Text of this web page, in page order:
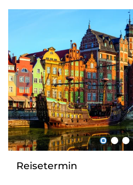
Gutscheinshop
Über bus dich weg!
Radio!
Sie befinden sich in:
Österreich
Reisetermin